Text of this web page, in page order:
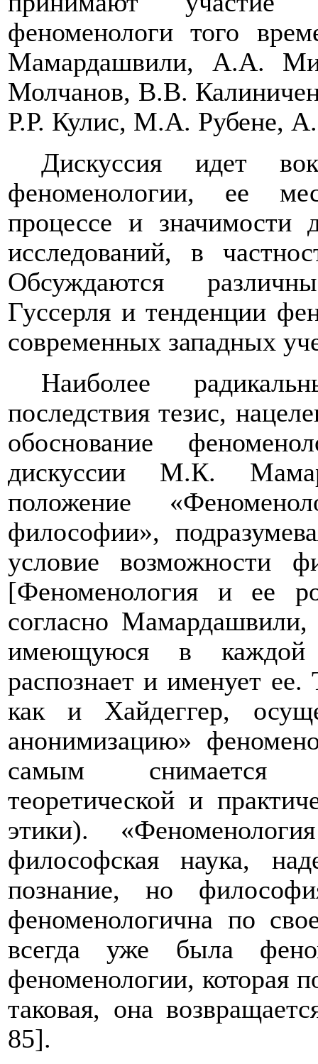
феноменологи того
Мамардашвили, А.А.
Молчанов, В.В.
Р.Р. Кулис, М.А. Рубене,
Дискуссия идет
феноменологии, ее
процессе и значимости
исследований, в
Обсуждаются
Гуссерля и тенденции
современных западных
Наиболее
последствия тезис,
обоснование
дискуссии М.К.
положение
философии»,
условие возможности
[Феноменология и ее
согласно
имеющуюся в каждой
распознает и именует
как и Хайдеггер,
анонимизацию»
самым снимается
теоретической и
этики).
философская наука,
познание, но
феноменологична по
всегда уже была
феноменологии, которая
таковая, она
85].